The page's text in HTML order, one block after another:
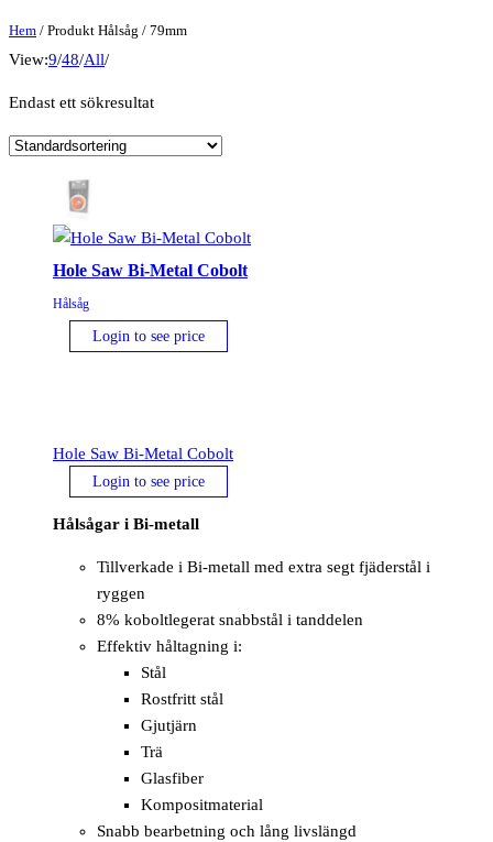
Hem / Produkt Hålsåg / 79mm
View:9/48/All/
Endast ett sökresultat
Hole Saw Bi-Metal Cobolt
Hålsåg
Login to see price
Hole Saw Bi-Metal Cobolt
Login to see price
Hålsågar i Bi-metall
Tillverkade i Bi-metall med extra segt fjäderstål i
ryggen
8% koboltlegerat snabbstål i tanddelen
Effektiv håltagning i:
Stål
Rostfritt stål
Gjutjärn
Trä
Glasfiber
Kompositmaterial
Snabb bearbetning och lång livslängd